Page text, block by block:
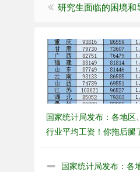
研究生面临的困境和
国家统计局发布：各地区
行业平均工资！你拖后腿
国家统计局发布：各